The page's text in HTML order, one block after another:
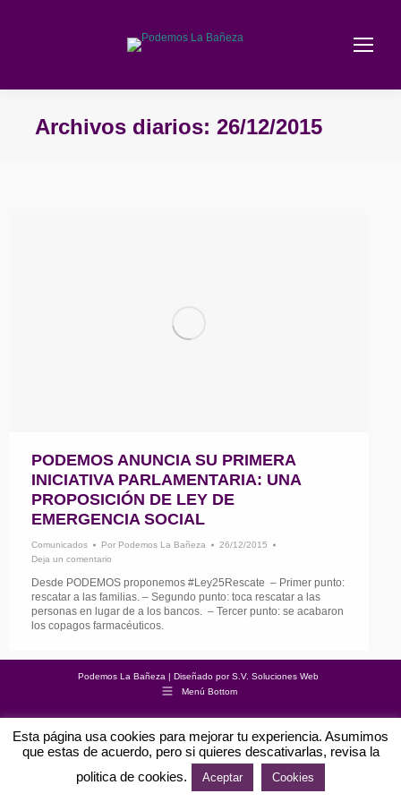
Archivos diarios: 26/12/2015
PODEMOS ANUNCIA SU PRIMERA
INICIATIVA PARLAMENTARIA: UNA
PROPOSICIÓN DE LEY DE
EMERGENCIA SOCIAL
Comunicados Por Podemos La Bañeza
26/12/2015
Deja un comentario
Desde PODEMOS proponemos ‪#‎Ley25Rescate‬ – Primer punto:
rescatar a las familias. – Segundo punto: toca rescatar a las
personas en lugar de a los bancos. – Tercer punto: se acabaron
los copagos farmacéuticos.
Podemos La Bañeza | Diseñado porS.V. Soluciones Web
Menú Bottom
Esta página usa cookies para mejorar tu experiencia. Asumimos
que estas de acuerdo, pero si quieres descativarlas, revisa la
politica de cookies.
Aceptar Cookies